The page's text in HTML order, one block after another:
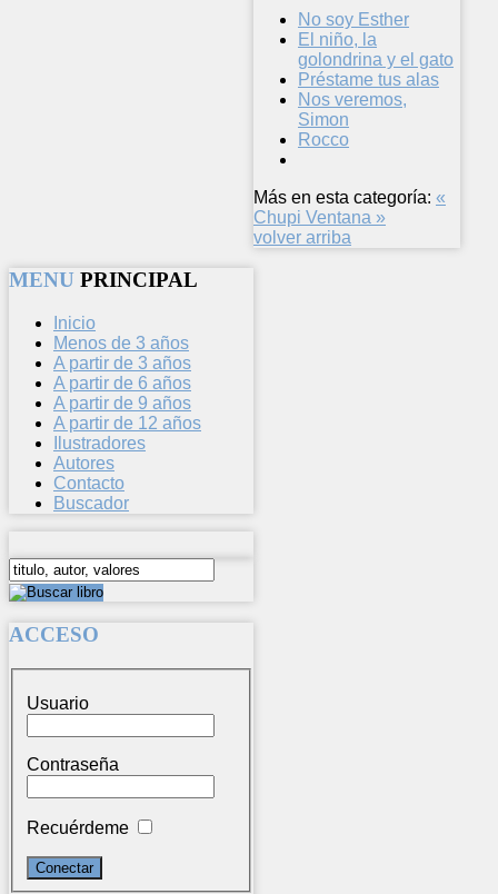
No soy Esther
El niño, la
golondrina y el gato
Préstame tus alas
Nos veremos,
Simon
Rocco
Más en esta categoría: «
Chupi Ventana »
volver arriba
MENU PRINCIPAL
Inicio
Menos de 3 años
A partir de 3 años
A partir de 6 años
A partir de 9 años
A partir de 12 años
Ilustradores
Autores
Contacto
Buscador
ACCESO
Usuario
Contraseña
Recuérdeme